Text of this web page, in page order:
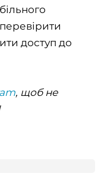
доступ до
, щоб не